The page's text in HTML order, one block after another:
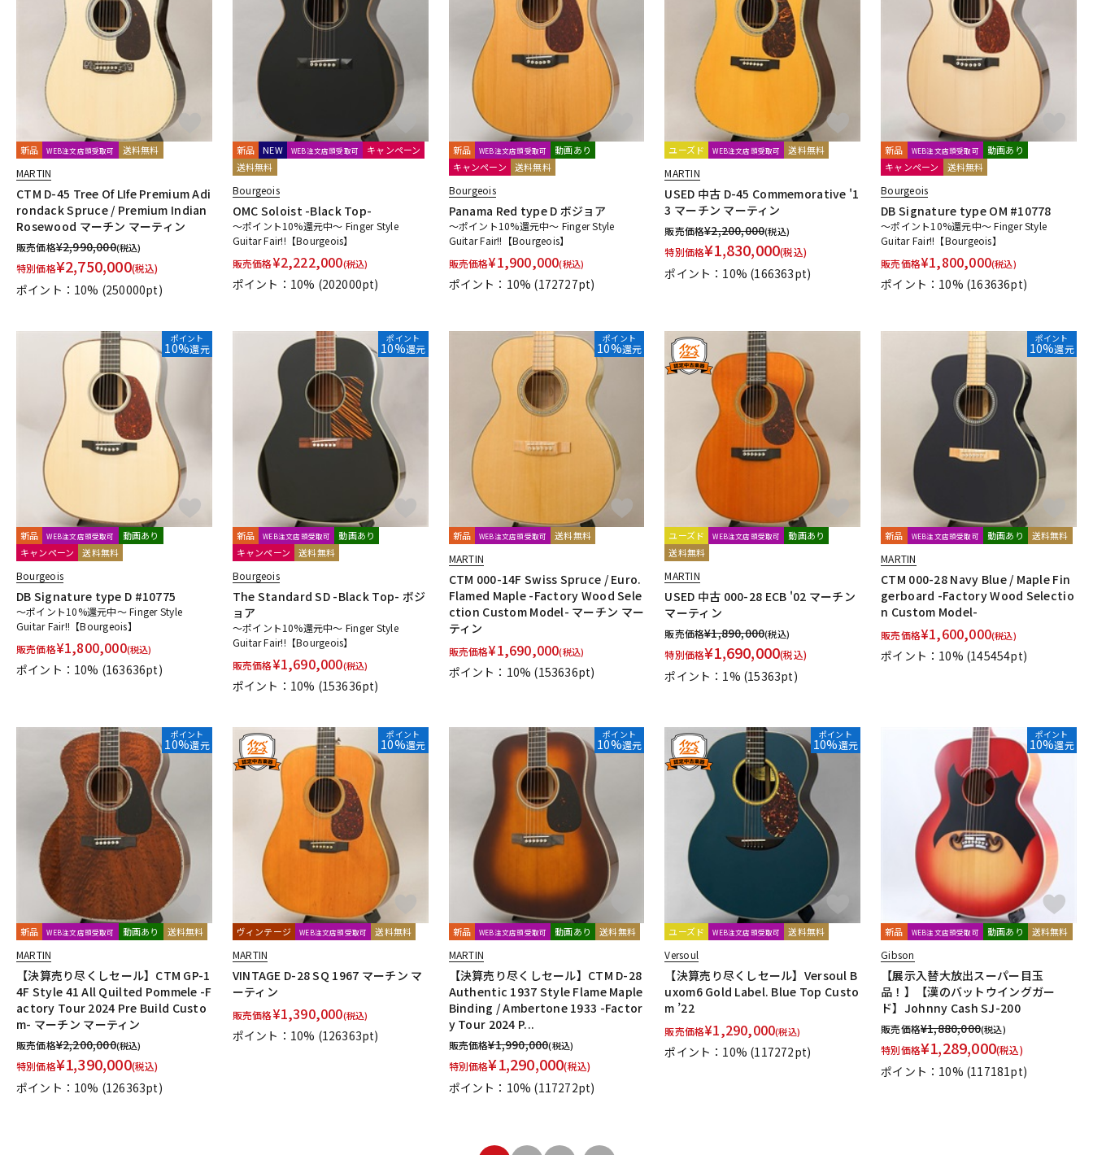
新品 WEB注文店頭受取可 送料無料
MARTIN
CTM D-45 Tree Of LIfe Premium Adi
rondack Spruce / Premium Indian
Rosewood マーチン マーティン
販売価格¥2,990,000(税込)
特別価格¥2,750,000(税込)
ポイント：10% (250000pt)
新品 NEW WEB注文店頭受取可
キャンペーン
送料無料
Bourgeois
OMC Soloist -Black Top-
～ポイント10%還元中～ Finger Style
Guitar Fair!!【Bourgeois】
販売価格¥2,222,000(税込)
ポイント：10% (202000pt)
新品 WEB注文店頭受取可
動画あり
キャンペーン
送料無料
Bourgeois
Panama Red type D ボジョア
～ポイント10%還元中～ Finger Style
Guitar Fair!!【Bourgeois】
販売価格¥1,900,000(税込)
ポイント：10% (172727pt)
ユーズド WEB注文店頭受取可 送料無料
MARTIN
USED 中古 D-45 Commemorative '1
3 マーチン マーティン
販売価格¥2,200,000(税込)
特別価格¥1,830,000(税込)
ポイント：10% (166363pt)
新品 WEB注文店頭受取可
動画あり
キャンペーン
送料無料
Bourgeois
DB Signature type OM #10778
～ポイント10%還元中～ Finger Style
Guitar Fair!!【Bourgeois】
販売価格¥1,800,000(税込)
ポイント：10% (163636pt)
ポイント
10%還元
新品 WEB注文店頭受取可
動画あり
キャンペーン
送料無料
Bourgeois
DB Signature type D #10775
～ポイント10%還元中～ Finger Style
Guitar Fair!!【Bourgeois】
販売価格¥1,800,000(税込)
ポイント：10% (163636pt)
ポイント
10%還元
新品 WEB注文店頭受取可
動画あり
キャンペーン
送料無料
Bourgeois
The Standard SD -Black Top- ボジ
ョア
～ポイント10%還元中～ Finger Style
Guitar Fair!!【Bourgeois】
販売価格¥1,690,000(税込)
ポイント：10% (153636pt)
ポイント
10%還元
新品 WEB注文店頭受取可 送料無料
MARTIN
CTM 000-14F Swiss Spruce / Euro.
Flamed Maple -Factory Wood Sele
ction Custom Model- マーチン マー
ティン
販売価格¥1,690,000(税込)
ポイント：10% (153636pt)
ユーズド WEB注文店頭受取可
動画あり
送料無料
MARTIN
USED 中古 000-28 ECB '02 マーチン
マーティン
販売価格¥1,890,000(税込)
特別価格¥1,690,000(税込)
ポイント：1% (15363pt)
ポイント
10%還元
新品 WEB注文店頭受取可 動画あり 送料無料
MARTIN
CTM 000-28 Navy Blue / Maple Fin
gerboard -Factory Wood Selectio
n Custom Model-
販売価格¥1,600,000(税込)
ポイント：10% (145454pt)
ポイント
10%還元
新品 WEB注文店頭受取可 動画あり 送料無料
MARTIN
【決算売り尽くしセール】CTM GP-1
4F Style 41 All Quilted Pommele -F
actory Tour 2024 Pre Build Custo
m- マーチン マーティン
販売価格¥2,200,000(税込)
特別価格¥1,390,000(税込)
ポイント：10% (126363pt)
ポイント
10%還元
ヴィンテージ WEB注文店頭受取可 送料無料
MARTIN
VINTAGE D-28 SQ 1967 マーチン マ
ーティン
販売価格¥1,390,000(税込)
ポイント：10% (126363pt)
ポイント
10%還元
新品 WEB注文店頭受取可 動画あり 送料無料
MARTIN
【決算売り尽くしセール】CTM D-28
Authentic 1937 Style Flame Maple
Binding / Ambertone 1933 -Factor
y Tour 2024 P...
販売価格¥1,990,000(税込)
特別価格¥1,290,000(税込)
ポイント：10% (117272pt)
ポイント
10%還元
ユーズド WEB注文店頭受取可 送料無料
Versoul
【決算売り尽くしセール】Versoul B
uxom6 Gold Label. Blue Top Custo
m ’22
販売価格¥1,290,000(税込)
ポイント：10% (117272pt)
ポイント
10%還元
新品 WEB注文店頭受取可 動画あり 送料無料
Gibson
【展示入替大放出スーパー目玉
品！】【漢のバットウイングガー
ド】Johnny Cash SJ-200
販売価格¥1,880,000(税込)
特別価格¥1,289,000(税込)
ポイント：10% (117181pt)